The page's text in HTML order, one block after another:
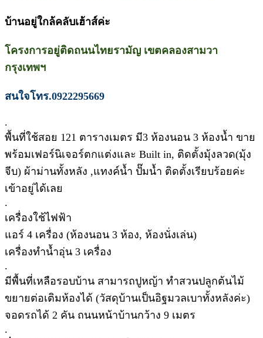
บ้านอยู่ใกล้คลับเฮ้าส์ค่ะ
โครงการอยู่ติดถนนไทยรามัญ เขตคลองสามวา
กรุงเทพฯ
สนใจโทร.0922295669
.
พื้นที่ใช้สอย 121 ตารางเมตร มี3 ห้องนอน 3 ห้องน้ำ ขาย
พร้อมเฟอร์นิเจอร์ตกแต่งและ Built in, ติดตั้งมุ้งลวด(มุ้ง
จีบ) ผ้าม่านทั้งหลัง ,แทงค์น้ำ ปั๊มน้ำ ติดตั้งเรียบร้อยค่ะ
เข้าอยู่ได้เลย
.
เครื่องใช้ไฟฟ้า
แอร์ 4 เครื่อง (ห้องนอน 3 ห้อง, ห้องนั่งเล่น)
เครื่องทำน้ำอุ่น 3 เครื่อง
.
มีพื้นที่เหลือรอบบ้าน สามารถปูหญ้า ทำสวนปลูกต้นไม้
ขยายต่อเติมห้องได้ (วัสดุบ้านเป็นอิฐมวลเบาทั้งหลังค่ะ)
จอดรถได้ 2 คัน ถนนหน้าบ้านกว้าง 9 เมตร
.